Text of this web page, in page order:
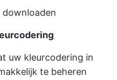
downloaden
uw kleurcodering in
te beheren